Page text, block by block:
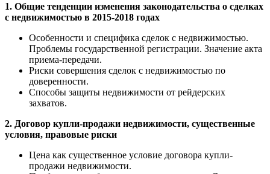
1. Общие тенденции изменения законодательства о сделках
с недвижимостью в 2015-2018 годах
Особенности и специфика сделок с недвижимостью.
Проблемы государственной регистрации. Значение акта
приема-передачи.
Риски совершения сделок с недвижимостью по
доверенности.
Способы защиты недвижимости от рейдерских
захватов.
2. Договор купли-продажи недвижимости, существенные
условия, правовые риски
Цена как существенное условие договора купли-
продажи недвижимости.